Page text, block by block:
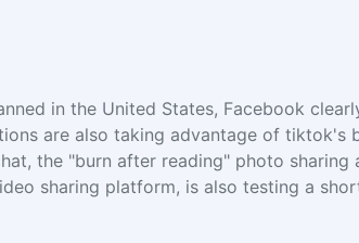
in the United States, Facebook
are also taking advantage of
the "burn after reading" photo
sharing platform, is also testing a